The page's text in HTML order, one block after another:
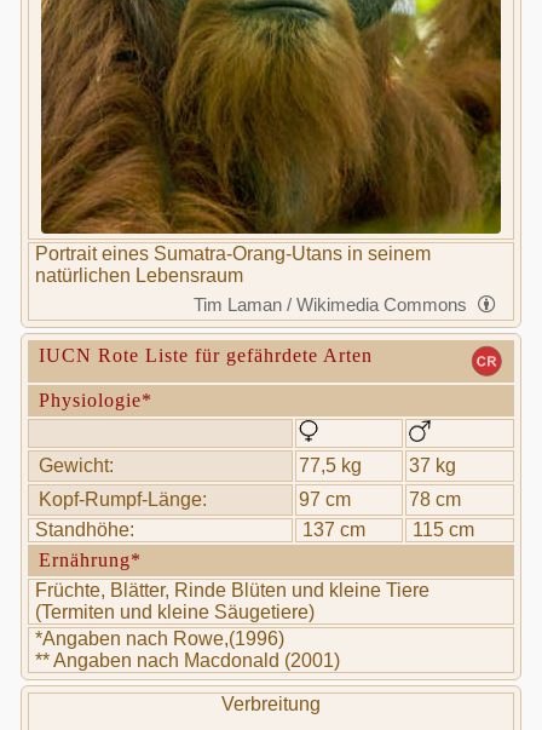
Portrait eines Sumatra-Orang-Utans in seinem
natürlichen Lebensraum
Tim Laman / Wikimedia Commons
IUCN Rote Liste für gefährdete Arten
Physiologie*
Gewicht: 77,5 kg
37 kg
Kopf-Rumpf-Länge:
97 cm
78 cm
Standhöhe:
137 cm
115 cm
Ernährung*
Früchte, Blätter, Rinde Blüten und kleine Tiere
(Termiten und kleine Säugetiere)
*Angaben nach Rowe,(1996)
** Angaben nach Macdonald (2001)
Verbreitung